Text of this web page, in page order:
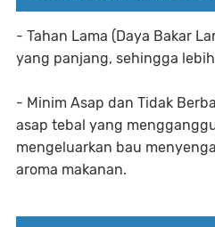
- Tahan Lama (Daya Bakar
yang panjang, sehingga
- Minim Asap dan Tidak
asap tebal yang
mengeluarkan bau
aroma makanan.